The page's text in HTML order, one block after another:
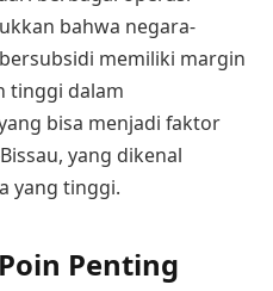
bahwa negara-
memiliki margin
tinggi dalam
bisa menjadi faktor
yang dikenal
yang tinggi.
Penting